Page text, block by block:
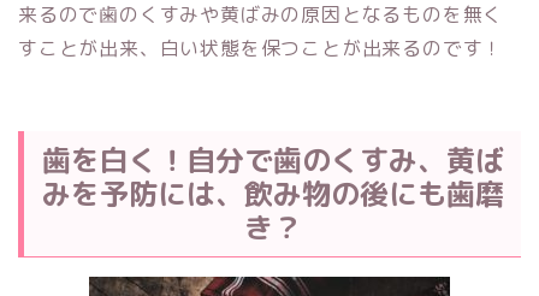
来るので歯のくすみや黄ばみの原因となるものを無く
すことが出来、白い状態を保つことが出来るのです！
歯を白く！自分で歯のくすみ、黄ば
みを予防には、飲み物の後にも歯磨
き？